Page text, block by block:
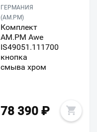
ГЕРМАНИЯ
(AM.PM)
Комплект
AM.PM Awe
IS49051.111700
кнопка
смыва хром
78 390 ₽